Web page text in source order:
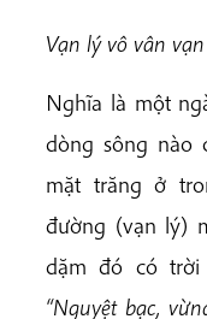
Vạn lý vô vân
Nghĩa là một
dòng sông nào
mặt trăng ở
đường (vạn lý)
dặm đó có trời
“Nguyệt bạc,